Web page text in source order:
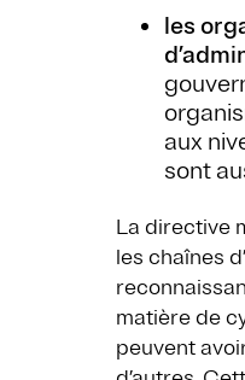
les
aux
sont
La directive
les chaînes
matière de
peuvent